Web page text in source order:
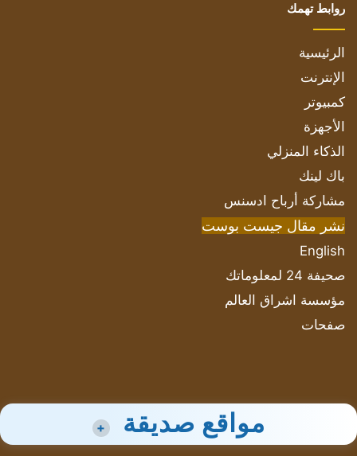
روابط تهمك
الرئيسية
الإنترنت
كمبيوتر
الأجهزة
الذكاء المنزلي
باك لينك
مشاركة أرباح ادسنس
نشر مقال جيست بوست
English
صحيفة 24 لمعلوماتك
مؤسسة اشراق العالم
صفحات
مواقع صديقة +